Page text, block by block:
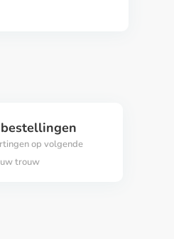
op volgende
trouw